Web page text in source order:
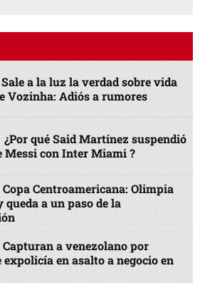
Sale a la luz la verdad sobre vida
Vozinha: Adiós a rumores
¿Por qué Said Martínez suspendió
Messi con Inter Miami ?
Copa Centroamericana: Olimpia
queda a un paso de la
Capturan a venezolano por
expolicía en asalto a negocio en